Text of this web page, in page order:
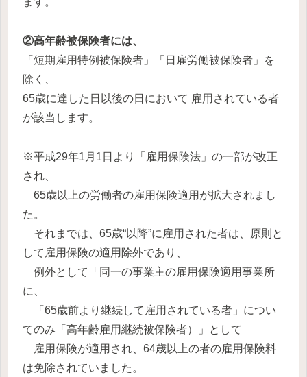
②高年齢被保険者には、
「短期雇用特例被保険者」「日雇労働被保険者」を
除く、
65歳に達した日以後の日において 雇用されている者
が該当します。
※平成29年1月1日より「雇用保険法」の一部が改正
され、
65歳以上の労働者の雇用保険適用が拡大されまし
た。
それまでは、65歳“以降”に雇用された者は、原則と
して雇用保険の適用除外であり、
例外として「同一の事業主の雇用保険適用事業所
に、
「65歳前より継続して雇用されている者」につい
てのみ「高年齢雇用継続被保険者）」として
雇用保険が適用され、64歳以上の者の雇用保険料
は免除されていました。